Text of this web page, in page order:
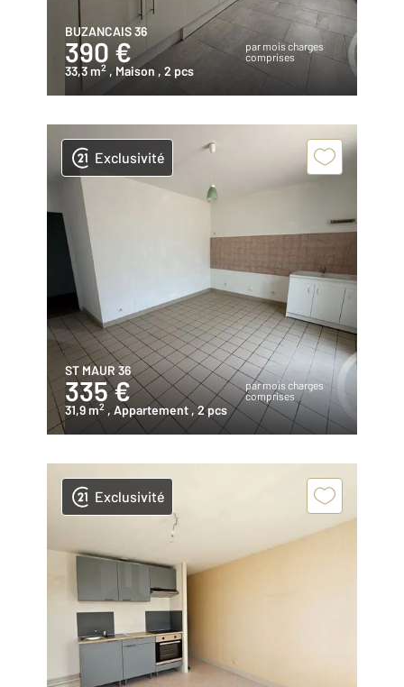
BUZANCAIS 36
390 €
par mois charges
comprises
33,3 m2 , Maison , 2 pcs
Exclusivité
ST MAUR 36
335 €
par mois charges
comprises
31,9 m2 , Appartement , 2 pcs
Exclusivité